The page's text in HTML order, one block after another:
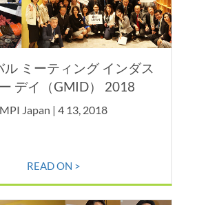
ル ミーティング インダス
デイ（GMID） 2018
MPI Japan | 4 13, 2018
READ ON >